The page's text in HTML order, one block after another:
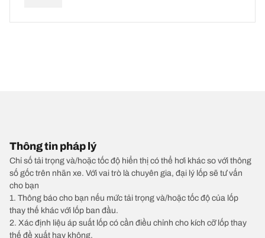
Thông tin pháp lý
Chỉ số tải trọng và/hoặc tốc độ hiển thị có thể hơi khác so với thông
số gốc trên nhãn xe. Với vai trò là chuyên gia, đại lý lốp sẽ tư vấn
cho bạn
1. Thông báo cho bạn nếu mức tải trọng và/hoặc tốc độ của lốp
thay thế khác với lốp ban đầu.
2. Xác định liệu áp suất lốp có cần điều chỉnh cho kích cỡ lốp thay
thế đề xuất hay không.